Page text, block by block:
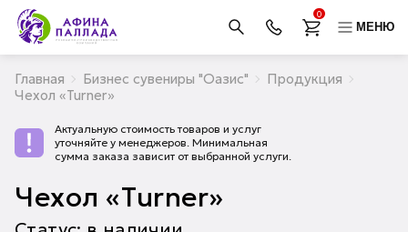
0
МЕНЮ
Главная Бизнес сувениры "Оазис"
Продукция
Чехол «Turner»
Актуальную стоимость товаров и услуг
уточняйте у менеджеров. Минимальная
сумма заказа зависит от выбранной услуги.
Чехол «Turner»